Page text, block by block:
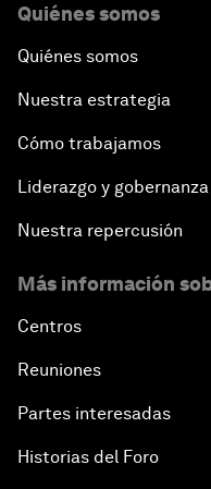
Quiénes somos
Quiénes somos
Nuestra estrategia
Cómo trabajamos
Liderazgo y gobernanza
Nuestra repercusión
Más información
Centros
Reuniones
Partes interesadas
Historias del Foro